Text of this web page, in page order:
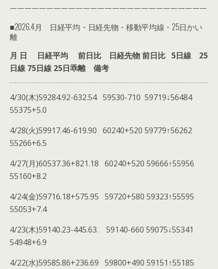
———————————————————————————
■2026.4月 日経平均・日経先物・移動平均線・25日かい
離
月 日 日経平均 前日比 日経先物 前日比 5日線 25
日線 75日線 25日乖離 備考
4/30(木)59284.92-632.54 59530-710 59719↓56484
55375+5.0
4/28(火)59917.46-619.90 60240+520 59779↑56262
55266+6.5
4/27(月)60537.36+821.18 60240+520 59666↑55956
55160+8.2
4/24(金)59716.18+575.95 59720+580 59323↑55595
55053+7.4
4/23(木)59140.23-445.63. 59140-660 59075↓55341
54948+6.9
4/22(水)59585.86+236.69 59800+490 59151↑55185